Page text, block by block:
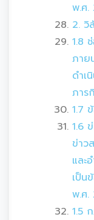
พ.ศ.
2. วิ
1.8
ภาย
ดำเ
ภาร
1.7
1.6
ข่าว
และ
เป็น
พ.ศ.
1.5